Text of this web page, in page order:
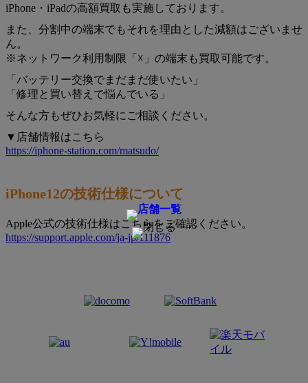
iPhone・iPadの高額買取も実施しております。
また、分割中の端末でもそれを理由とした減額はございませ
ん。
※ネットワーク利用制限「☓」の端末も買取可能です。
「バッテリー交換でまだまだ使いたい」
「修理と買い替えで悩んでいる」
そんな方もぜひお気軽にご相談ください。
▼店舗情報はこちら
https://iphone-station.com/matsudo/
iPhone12の技術仕様について
Apple公式の技術仕様はこちらをご確認ください。
https://support.apple.com/ja-jp/111876